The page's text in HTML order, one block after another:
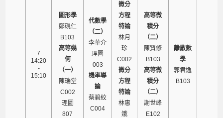
7
14:20
-
15:10
圖形學
鄭硯仁
B103
高等幾
何
（一）
陳瑞堂
C002
理圖
807
代數學
（二）
李華介
理圖
003
機率導
論
蔡碧紋
C004
微分
方程
特論
林月
珍
C002
微分
方程
特論
林惠
娥
高等微
積分
（二）
陳賢修
B103
高等微
積分
（二）
謝世峰
E102
離散數
學
郭君逸
B103